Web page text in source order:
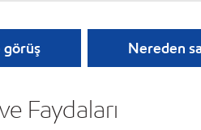
görüş Nereden
Faydaları